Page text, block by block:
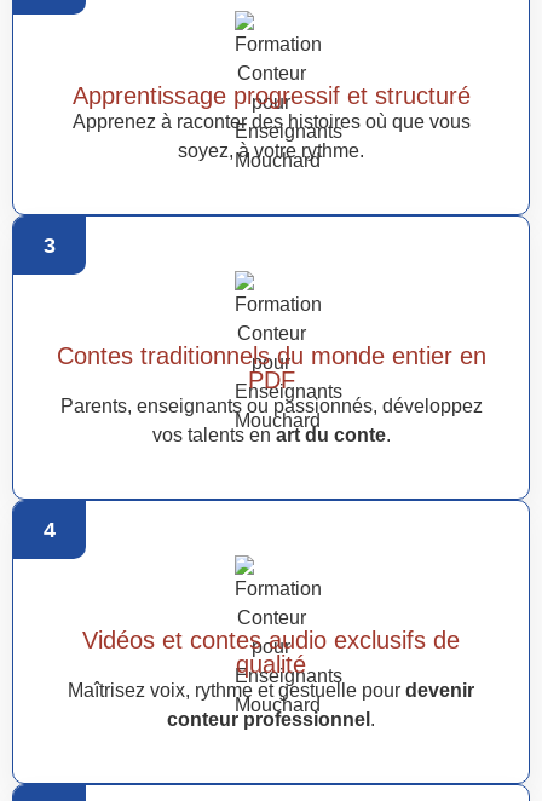
Apprentissage progressif et structuré
Apprenez à raconter des histoires où que vous
soyez, à votre rythme.
3
Contes traditionnels du monde entier en
PDF
Parents, enseignants ou passionnés, développez
vos talents en art du conte.
4
Vidéos et contes audio exclusifs de
qualité
Maîtrisez voix, rythme et gestuelle pour devenir
conteur professionnel .